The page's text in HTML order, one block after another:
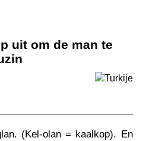
uit om de man te
(Kel-olan = kaalkop). En